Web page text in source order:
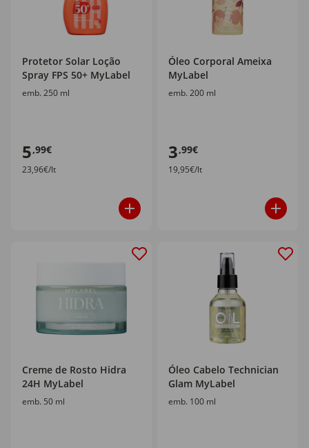
Protetor Solar Loção
Spray FPS 50+ MyLabel
emb. 250 ml
5,99€
23,96€/lt
Óleo Corporal Ameixa
MyLabel
emb. 200 ml
3,99€
19,95€/lt
Creme de Rosto Hidra
24H MyLabel
emb. 50 ml
Óleo Cabelo Technician
Glam MyLabel
emb. 100 ml